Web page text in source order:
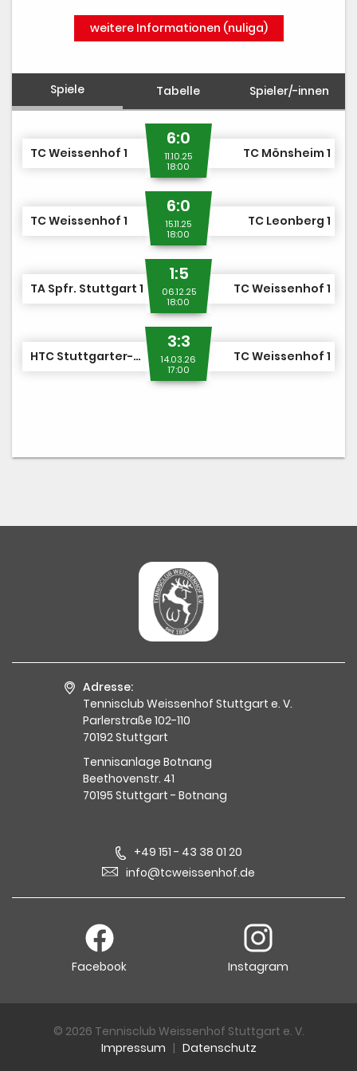
weitere Informationen (nuliga)
Spiele Tabelle Spieler/-innen
TC Weissenhof 1
6:0
11.10.25
18:00
TC Mönsheim 1
TC Weissenhof 1
6:0
15.11.25
18:00
TC Leonberg 1
TA Spfr. Stuttgart 1
1:5
06.12.25
18:00
TC Weissenhof 1
HTC Stuttgarter-Kickers 1
3:3
14.03.26
17:00
TC Weissenhof 1
Adresse:
Tennisclub Weissenhof Stuttgart e. V.
Parlerstraße 102-110
70192 Stuttgart
Tennisanlage Botnang
Beethovenstr. 41
70195 Stuttgart - Botnang
+49 151 - 43 38 01 20
info@tcweissenhof.de
Facebook Instagram
© 2026 Tennisclub Weissenhof Stuttgart e. V.
Impressum | Datenschutz